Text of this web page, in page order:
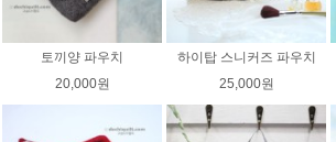
토끼양 파우치
20,000원
하이탑 스니커즈 파우치
25,000원